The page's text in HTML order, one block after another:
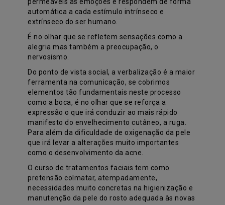
automática a cada estímulo intrínseco e
extrínseco do ser humano.
É no olhar que se refletem sensações como a
alegria mas também a preocupação, o
nervosismo.
Do ponto de vista social, a verbalização é a maior
ferramenta na comunicação, se cobrimos
elementos tão fundamentais neste processo
como a boca, é no olhar que se reforça a
expressão o que irá conduzir ao mais rápido
manifesto do envelhecimento cutâneo, a ruga.
Para além da dificuldade de oxigenação da pele
que irá levar a alterações muito importantes
como o desenvolvimento da acne.
O curso de tratamentos faciais tem como
pretensão colmatar, atempadamente,
necessidades muito concretas na higienização e
manutenção da pele do rosto adequada às novas